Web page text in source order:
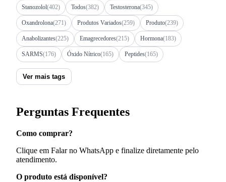
Stanozolol(402) Todos(382) Testosterona(345)
Oxandrolona(271) Produtos Variados(259) Produto(239)
Anabolizantes(225) Emagrecedores(215) Hormona(183)
SARMS(176) Óxido Nítrico(165) Peptides(165)
Ver mais tags
Perguntas Frequentes
Como comprar?
Clique em Falar no WhatsApp e finalize diretamente pelo
atendimento.
O produto está disponível?